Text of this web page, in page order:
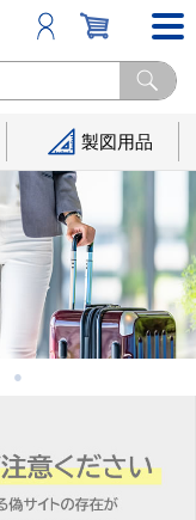
製図用品